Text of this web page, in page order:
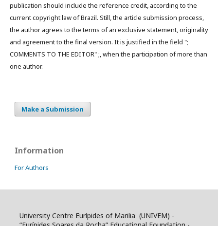
publication should include the reference credit, according to the
current copyright law of Brazil. Still, the article submission process,
the author agrees to the terms of an exclusive statement, originality
and agreement to the final version. It is justified in the field ";
COMMENTS TO THE EDITOR" ;, when the participation of more than
one author.
Make a Submission
Information
For Authors
University Centre Eurípides of Marilia (UNIVEM) -